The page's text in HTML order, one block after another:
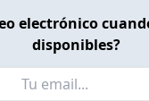
electrónico
disponibles?